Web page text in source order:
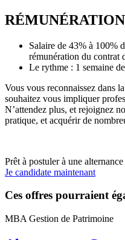
RÉMUNÉRATION
Salaire de 43% à 100%
rémunération du contrat
Le rythme : 1 semaine
Vous vous reconnaissez dans
souhaitez vous impliquer
N’attendez plus, et rejoignez
pratique, et acquérir de
Prêt à postuler à une alternance
Je candidate maintenant
Ces offres pourraient
MBA Gestion de Patrimoine